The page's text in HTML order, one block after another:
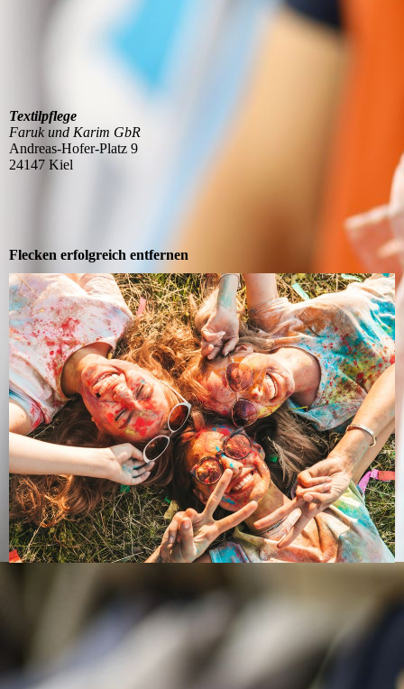
Textilpflege
Faruk und Karim GbR
Andreas-Hofer-Platz 9
24147 Kiel
Flecken erfolgreich entfernen